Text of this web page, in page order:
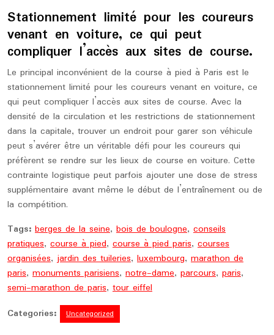
Stationnement limité pour les coureurs
venant en voiture, ce qui peut
compliquer l’accès aux sites de course.
Le principal inconvénient de la course à pied à Paris est le
stationnement limité pour les coureurs venant en voiture, ce
qui peut compliquer l’accès aux sites de course. Avec la
densité de la circulation et les restrictions de stationnement
dans la capitale, trouver un endroit pour garer son véhicule
peut s’avérer être un véritable défi pour les coureurs qui
préfèrent se rendre sur les lieux de course en voiture. Cette
contrainte logistique peut parfois ajouter une dose de stress
supplémentaire avant même le début de l’entraînement ou de
la compétition.
Tags: berges de la seine, bois de boulogne, conseils
pratiques, course à pied, course à pied paris, courses
organisées,jardin des tuileries, luxembourg, marathon de
paris, monuments parisiens, notre-dame, parcours, paris,
semi-marathon de paris, tour eiffel
Categories:
Uncategorized